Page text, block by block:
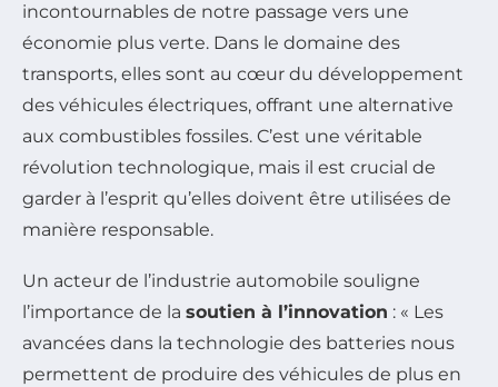
incontournables de notre passage vers une
économie plus verte. Dans le domaine des
transports, elles sont au cœur du développement
des véhicules électriques, offrant une alternative
aux combustibles fossiles. C’est une véritable
révolution technologique, mais il est crucial de
garder à l’esprit qu’elles doivent être utilisées de
manière responsable.
Un acteur de l’industrie automobile souligne
l’importance de la soutien à l’innovation : « Les
avancées dans la technologie des batteries nous
permettent de produire des véhicules de plus en